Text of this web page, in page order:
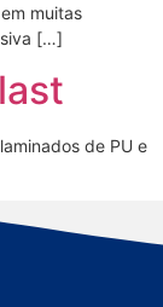
muitas
[…]
de PU e